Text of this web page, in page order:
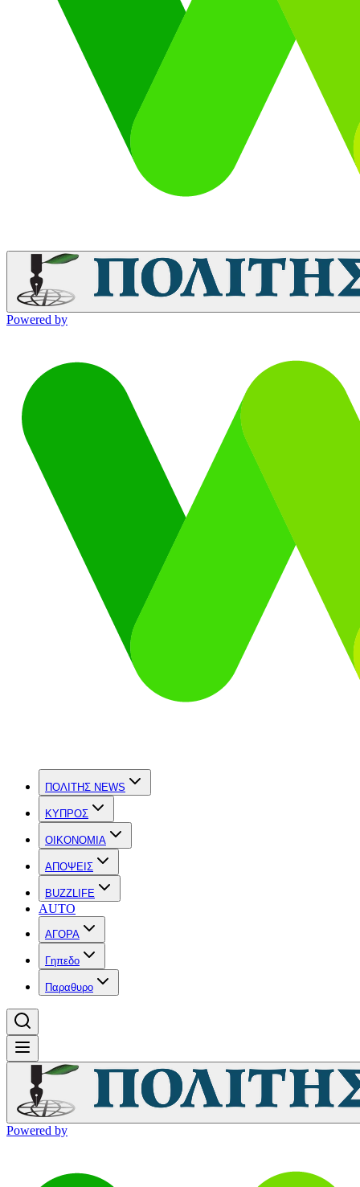
Powered by
ΠΟΛΙΤΗΣ NEWS
ΚΥΠΡΟΣ
OIKONOMIA
ΑΠΟΨΕΙΣ
BUZZLIFE
AUTO
ΑΓΟΡΑ
Γηπεδο
Παραθυρο
Powered by